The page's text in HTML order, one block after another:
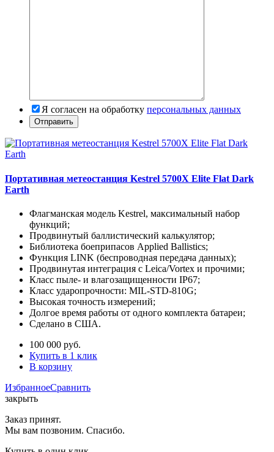
Я согласен на обработку персональных данных
Портативная метеостанция Kestrel 5700X Elite Flat Dark
Earth
Флагманская модель Kestrel, максимальный набор
функций;
Продвинутый баллистический калькулятор;
Библиотека боеприпасов Applied Ballistics;
Функция LINK (беспроводная передача данных);
Продвинутая интеграция с Leica/Vortex и прочими;
Класс пыле- и влагозащищенности IP67;
Класс ударопрочности: MIL-STD-810G;
Высокая точность измерений;
Долгое время работы от одного комплекта батареи;
Сделано в США.
100 000 руб.
Купить в 1 клик
В корзину
ИзбранноеСравнить
закрыть
Заказ принят.
Мы вам позвоним. Спасибо.